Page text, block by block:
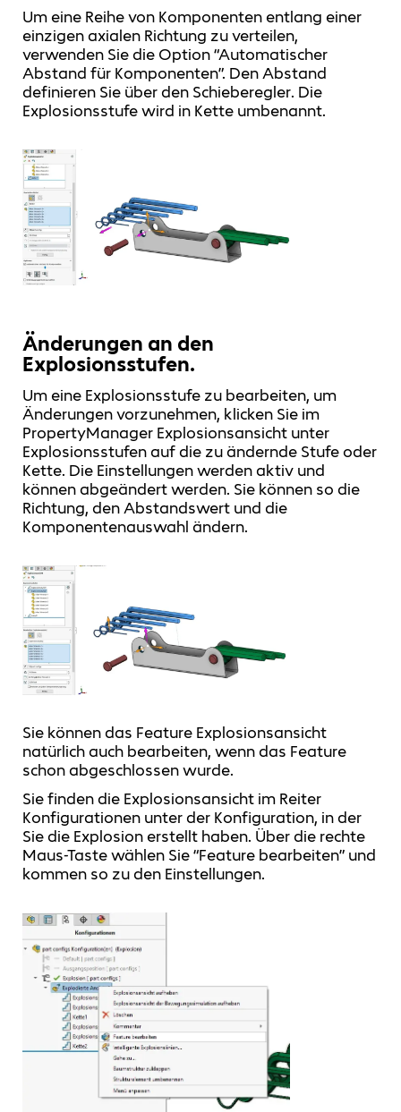
Um eine Reihe von Komponenten entlang einer
einzigen axialen Richtung zu verteilen,
verwenden Sie die Option “Automatischer
Abstand für Komponenten”. Den Abstand
definieren Sie über den Schieberegler. Die
Explosionsstufe wird in Kette umbenannt.
Änderungen an den
Explosionsstufen.
Um eine Explosionsstufe zu bearbeiten, um
Änderungen vorzunehmen, klicken Sie im
PropertyManager Explosionsansicht unter
Explosionsstufen auf die zu ändernde Stufe oder
Kette. Die Einstellungen werden aktiv und
können abgeändert werden. Sie können so die
Richtung, den Abstandswert und die
Komponentenauswahl ändern.
Sie können das Feature Explosionsansicht
natürlich auch bearbeiten, wenn das Feature
schon abgeschlossen wurde.
Sie finden die Explosionsansicht im Reiter
Konfigurationen unter der Konfiguration, in der
Sie die Explosion erstellt haben. Über die rechte
Maus-Taste wählen Sie “Feature bearbeiten” und
kommen so zu den Einstellungen.